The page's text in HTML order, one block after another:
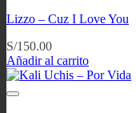
Lizzo – Cuz I Love You
S/150.00
Añadir al carrito